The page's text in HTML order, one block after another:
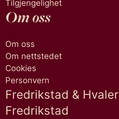
Tilgjengelighet
Om oss
Om oss
Om nettstedet
Cookies
Personvern
Fredrikstad & Hvaler
Fredrikstad